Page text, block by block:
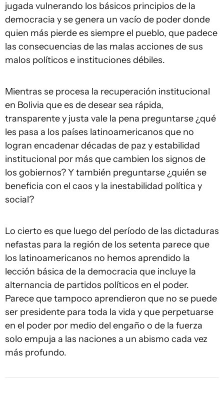
jugada vulnerando los básicos principios de la
democracia y se genera un vacío de poder donde
quien más pierde es siempre el pueblo, que padece
las consecuencias de las malas acciones de sus
malos políticos e instituciones débiles.
Mientras se procesa la recuperación institucional
en Bolivia que es de desear sea rápida,
transparente y justa vale la pena preguntarse ¿qué
les pasa a los países latinoamericanos que no
logran encadenar décadas de paz y estabilidad
institucional por más que cambien los signos de
los gobiernos? Y también preguntarse ¿quién se
beneficia con el caos y la inestabilidad política y
social?
Lo cierto es que luego del período de las dictaduras
nefastas para la región de los setenta parece que
los latinoamericanos no hemos aprendido la
lección básica de la democracia que incluye la
alternancia de partidos políticos en el poder.
Parece que tampoco aprendieron que no se puede
ser presidente para toda la vida y que perpetuarse
en el poder por medio del engaño o de la fuerza
solo empuja a las naciones a un abismo cada vez
más profundo.